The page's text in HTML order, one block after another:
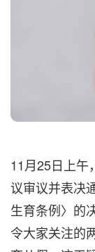
11月25日上午
议审议并表决
生育条例〉的
令大家关注的